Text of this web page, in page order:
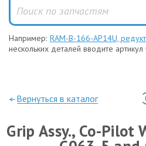
Например: RAM-B-166-AP14U,
нескольких деталей вводите
—Вернуться в каталог
Grip Assy., Co-Pilot